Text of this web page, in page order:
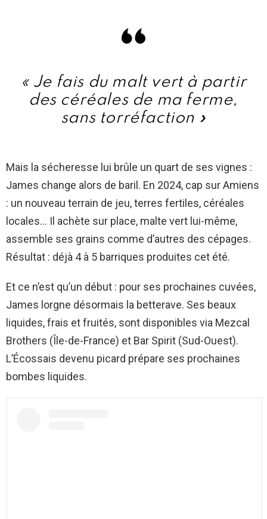
« Je fais du malt vert à partir
des céréales de ma ferme,
sans torréfaction »
Mais la sécheresse lui brûle un quart de ses vignes :
James change alors de baril. En 2024, cap sur Amiens
: un nouveau terrain de jeu, terres fertiles, céréales
locales… Il achète sur place, malte vert lui-même,
assemble ses grains comme d’autres des cépages.
Résultat : déjà 4 à 5 barriques produites cet été.
Et ce n’est qu’un début : pour ses prochaines cuvées,
James lorgne désormais la betterave. Ses beaux
liquides, frais et fruités, sont disponibles via Mezcal
Brothers (Île-de-France) et Bar Spirit (Sud-Ouest).
L’Écossais devenu picard prépare ses prochaines
bombes liquides.